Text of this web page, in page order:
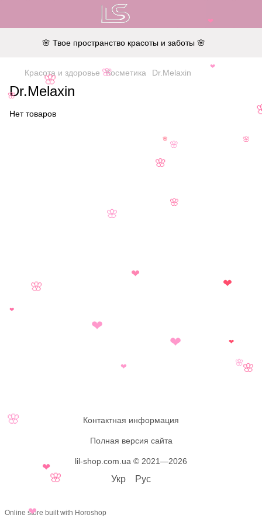
🌸 Твое пространство красоты и заботы 🌸
Красота и здоровье Косметика Dr.Melaxin
Dr.Melaxin
Нет товаров
Контактная информация
Полная версия сайта
lil-shop.com.ua © 2021—2026
Укр Рус
Online store built with Horoshop
❤
❤
🌸
❤
❤
🌸
🌸
🌸
❤
🌸
❤
🌸
🌸
🌸 🌸
🌸
❤
🌸
🌸
❤
❤
❤
🌸
❤
🌸